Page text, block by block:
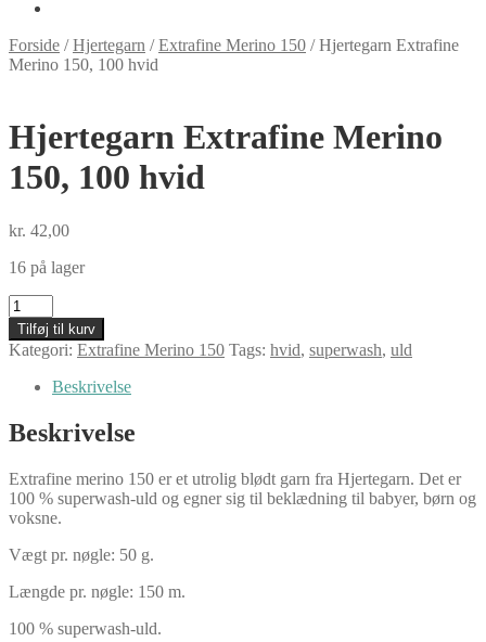
Forside /Hjertegarn /Extrafine Merino 150 /Hjertegarn Extrafine
Merino 150, 100 hvid
Hjertegarn Extrafine Merino
150, 100 hvid
kr. 42,00
16 på lager
Hjertegarn
Extrafine
Merino
150,
antal
Tilføj til kurv
Kategori: Extrafine Merino 150 Tags: hvid, superwash, uld
Beskrivelse
Beskrivelse
Extrafine merino 150 er et utrolig blødt garn fra Hjertegarn. Det er
100 % superwash-uld og egner sig til beklædning til babyer, børn og
voksne.
Vægt pr. nøgle: 50 g.
Længde pr. nøgle: 150 m.
100 % superwash-uld.